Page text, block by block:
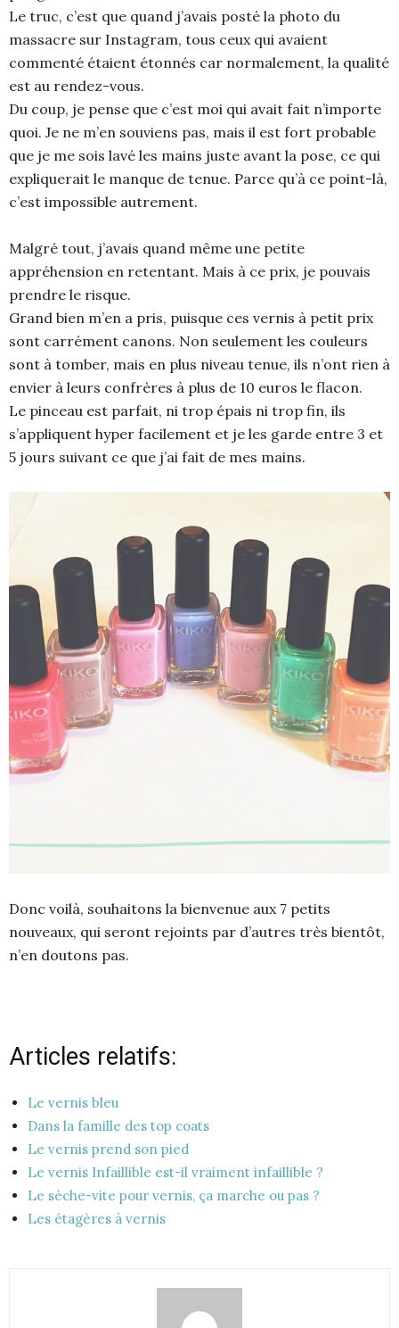
Le truc, c’est que quand j’avais posté la photo du
massacre sur Instagram, tous ceux qui avaient
commenté étaient étonnés car normalement, la qualité
est au rendez-vous.
Du coup, je pense que c’est moi qui avait fait n’importe
quoi. Je ne m’en souviens pas, mais il est fort probable
que je me sois lavé les mains juste avant la pose, ce qui
expliquerait le manque de tenue. Parce qu’à ce point-là,
c’est impossible autrement.
Malgré tout, j’avais quand même une petite
appréhension en retentant. Mais à ce prix, je pouvais
prendre le risque.
Grand bien m’en a pris, puisque ces vernis à petit prix
sont carrément canons. Non seulement les couleurs
sont à tomber, mais en plus niveau tenue, ils n’ont rien à
envier à leurs confrères à plus de 10 euros le flacon.
Le pinceau est parfait, ni trop épais ni trop fin, ils
s’appliquent hyper facilement et je les garde entre 3 et
5 jours suivant ce que j’ai fait de mes mains.
Donc voilà, souhaitons la bienvenue aux 7 petits
nouveaux, qui seront rejoints par d’autres très bientôt,
n’en doutons pas.
Articles relatifs:
Le vernis bleu
Dans la famille des top coats
Le vernis prend son pied
Le vernis Infaillible est-il vraiment infaillible ?
Le sèche-vite pour vernis, ça marche ou pas ?
Les étagères à vernis